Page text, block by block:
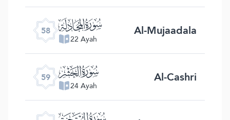
58 ﯧ
22 Ayah Al-Mujaadala
59 ﯨ
24 Ayah Al-Cashri